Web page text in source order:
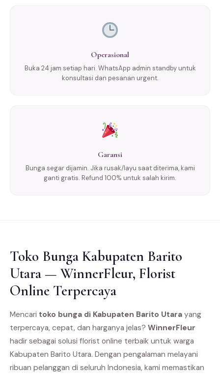
Operasional
Buka 24 jam setiap hari. WhatsApp admin standby untuk
konsultasi dan pesanan urgent.
Garansi
Bunga segar dijamin. Jika rusak/layu saat diterima, kami
ganti gratis. Refund 100% untuk salah kirim.
Toko Bunga Kabupaten Barito
Utara — WinnerFleur, Florist
Online Terpercaya
Mencari toko bunga di Kabupaten Barito Utara yang
terpercaya, cepat, dan harganya jelas? WinnerFleur
hadir sebagai solusi florist online terbaik untuk warga
Kabupaten Barito Utara. Dengan pengalaman melayani
ribuan pelanggan di seluruh Indonesia, kami memastikan